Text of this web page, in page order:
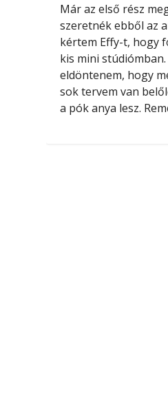
Már az első rész
szeretnék ebből az
kértem Effy-t, hogy
kis mini
eldöntenem, hogy
sok tervem van
a pók anya lesz.